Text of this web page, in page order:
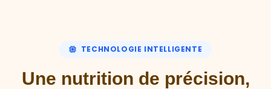
TECHNOLOGIE INTELLIGENTE
Une nutrition de précision,